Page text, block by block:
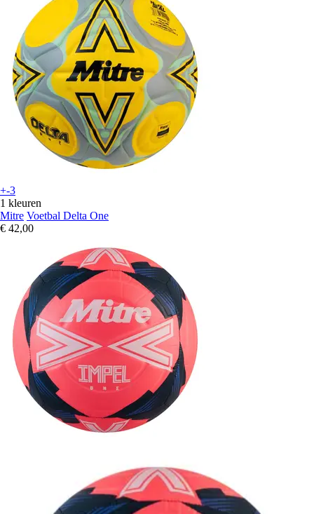
+-3
1 kleuren
Mitre Voetbal Delta One
€ 42,00